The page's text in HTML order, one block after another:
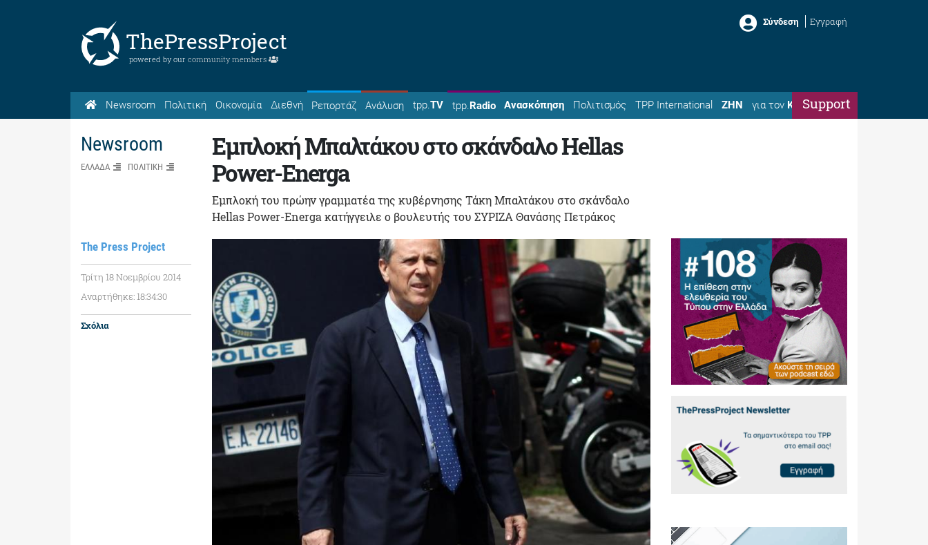
ThePressProject
powered by our community members
Σύνδεση Εγγραφή
Newsroom Πολιτική Οικονομία Διεθνή Ρεπορτάζ Ανάλυση tpp.TV tpp.Radio Ανασκόπηση Πολιτισμός TPP International ΖΗΝ για τον ΚώσταSupport
Newsroom
ΕΛΛΑΔΑ ΠΟΛΙΤΙΚΗ
The Press Project
Τρίτη 18 Νοεμβρίου 2014
Αναρτήθηκε: 18:34:30
Σχόλια
Εμπλοκή Μπαλτάκου στο σκάνδαλο Hellas
Power-Energa
Εμπλοκή του πρώην γραμματέα της κυβέρνησης Τάκη Μπαλτάκου στο σκάνδαλο
Hellas Power-Energa κατήγγειλε ο βουλευτής του ΣΥΡΙΖΑ Θανάσης Πετράκος